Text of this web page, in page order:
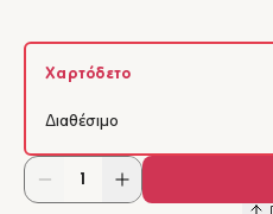
Χαρτόδετο
Διαθέσιμο